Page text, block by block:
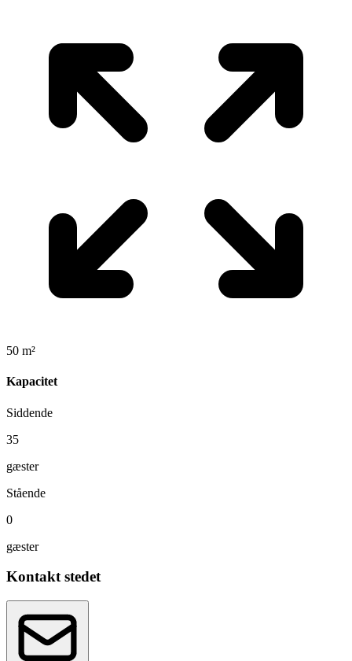
50 m²
Kapacitet
Siddende
35
gæster
Stående
0
gæster
Kontakt stedet